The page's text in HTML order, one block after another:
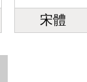
宋體